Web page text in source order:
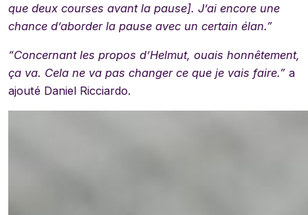
que deux courses avant la pause]. J’ai encore une
chance d’aborder la pause avec un certain élan.”
“Concernant les propos d’Helmut, ouais honnêtement,
ça va. Cela ne va pas changer ce que je vais faire.” a
ajouté Daniel Ricciardo.